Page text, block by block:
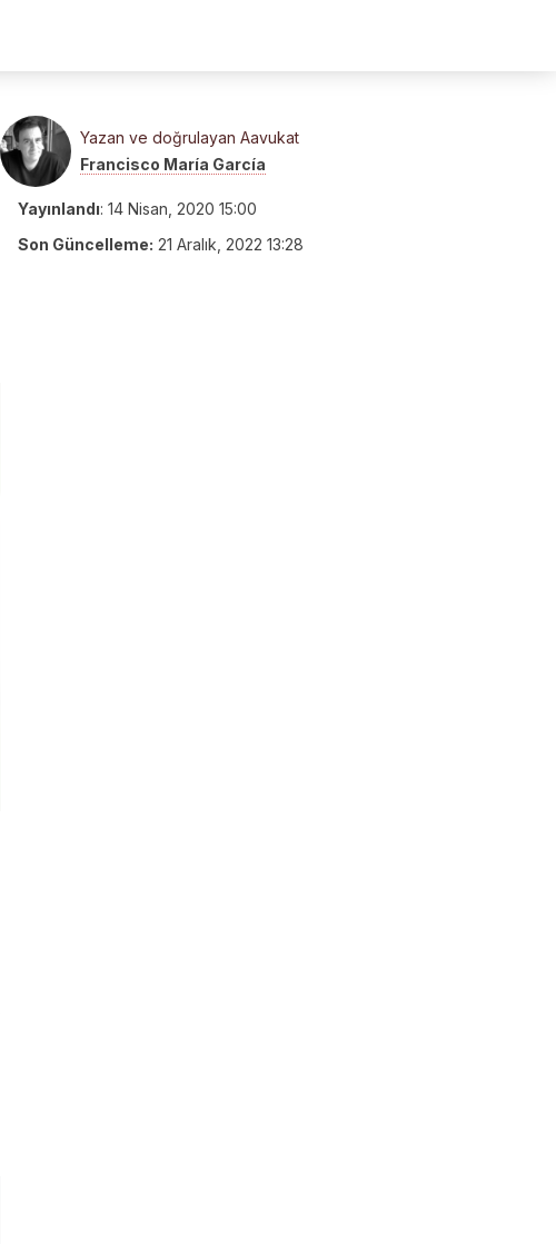
Yazan ve doğrulayan Aavukat
Francisco María García
Yayınlandı: 14 Nisan, 2020 15:00
Son Güncelleme: 21 Aralık, 2022 13:28